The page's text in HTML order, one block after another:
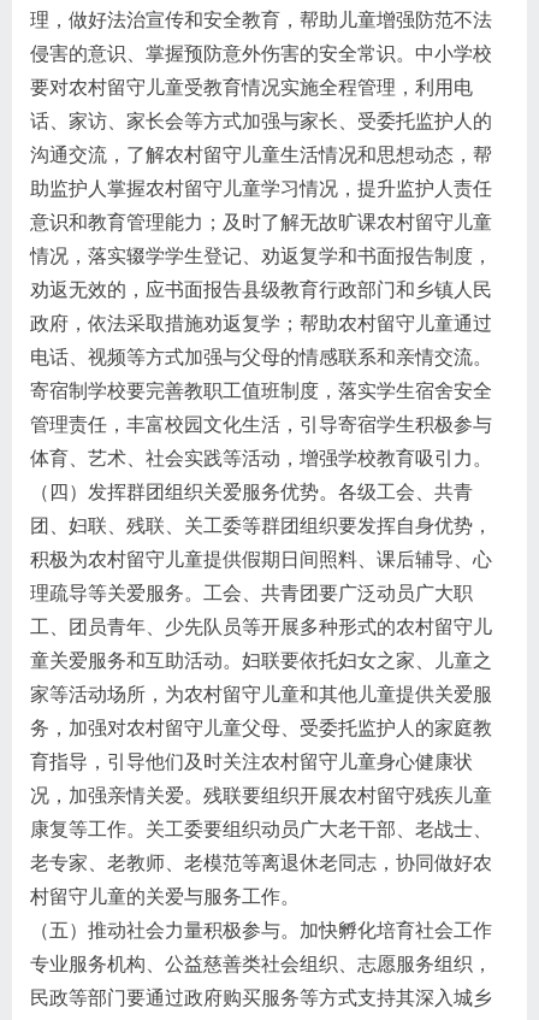
理，做好法治宣传和安全教育，帮助儿童增强防范不法
侵害的意识、掌握预防意外伤害的安全常识。中小学校
要对农村留守儿童受教育情况实施全程管理，利用电
话、家访、家长会等方式加强与家长、受委托监护人的
沟通交流，了解农村留守儿童生活情况和思想动态，帮
助监护人掌握农村留守儿童学习情况，提升监护人责任
意识和教育管理能力；及时了解无故旷课农村留守儿童
情况，落实辍学学生登记、劝返复学和书面报告制度，
劝返无效的，应书面报告县级教育行政部门和乡镇人民
政府，依法采取措施劝返复学；帮助农村留守儿童通过
电话、视频等方式加强与父母的情感联系和亲情交流。
寄宿制学校要完善教职工值班制度，落实学生宿舍安全
管理责任，丰富校园文化生活，引导寄宿学生积极参与
体育、艺术、社会实践等活动，增强学校教育吸引力。
（四）发挥群团组织关爱服务优势。各级工会、共青
团、妇联、残联、关工委等群团组织要发挥自身优势，
积极为农村留守儿童提供假期日间照料、课后辅导、心
理疏导等关爱服务。工会、共青团要广泛动员广大职
工、团员青年、少先队员等开展多种形式的农村留守儿
童关爱服务和互助活动。妇联要依托妇女之家、儿童之
家等活动场所，为农村留守儿童和其他儿童提供关爱服
务，加强对农村留守儿童父母、受委托监护人的家庭教
育指导，引导他们及时关注农村留守儿童身心健康状
况，加强亲情关爱。残联要组织开展农村留守残疾儿童
康复等工作。关工委要组织动员广大老干部、老战士、
老专家、老教师、老模范等离退休老同志，协同做好农
村留守儿童的关爱与服务工作。
（五）推动社会力量积极参与。加快孵化培育社会工作
专业服务机构、公益慈善类社会组织、志愿服务组织，
民政等部门要通过政府购买服务等方式支持其深入城乡